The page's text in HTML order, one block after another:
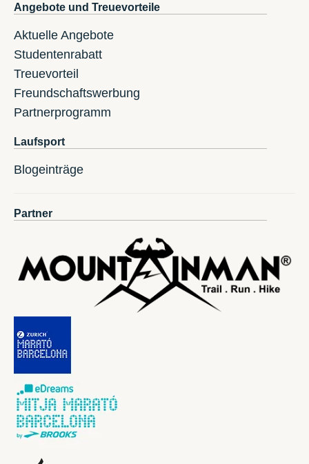
Angebote und Treuevorteile
Aktuelle Angebote
Studentenrabatt
Treuevorteil
Freundschaftswerbung
Partnerprogramm
Laufsport
Blogeinträge
Partner